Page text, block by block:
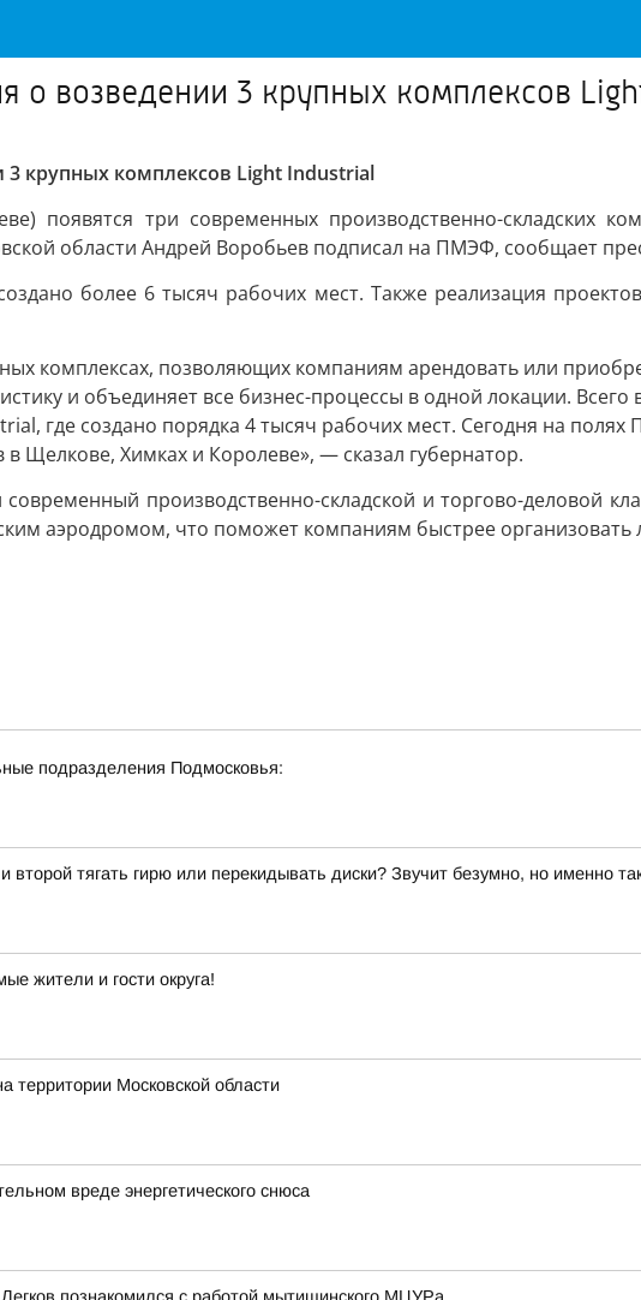
о возведении 3 крупных комплексов
крупных комплексов Light Industrial
появятся три современных производственно-складских
области Андрей Воробьев подписал на ПМЭФ, сообщает
более 6 тысяч рабочих мест. Также реализация
комплексах, позволяющих компаниям арендовать или
и объединяет все бизнес-процессы в одной локации.
где создано порядка 4 тысяч рабочих мест. Сегодня на
Щелкове, Химках и Королеве», — сказал губернатор.
производственно-складской и торгово-деловой
аэродромом, что поможет компаниям быстрее организовать
подразделения Подмосковья:
второй тягать гирю или перекидывать диски? Звучит безумно, но именно
жители и гости округа!
Московской области
вреде энергетического снюса